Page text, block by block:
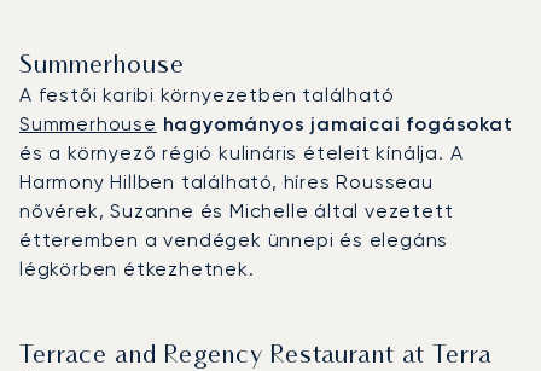
Summerhouse
A festői karibi környezetben található
Summerhouse hagyományos jamaicai fogásokat
és a környező régió kulináris ételeit kínálja. A
Harmony Hillben található, híres Rousseau
nővérek, Suzanne és Michelle által vezetett
étteremben a vendégek ünnepi és elegáns
légkörben étkezhetnek.
Terrace and Regency Restaurant at Terra